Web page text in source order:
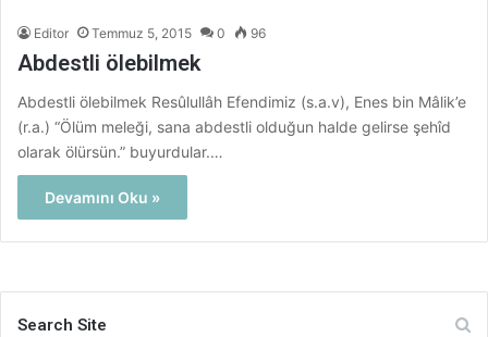
Editor Temmuz 5, 2015 0 96
Abdestli ölebilmek
Abdestli ölebilmek Resûlullâh Efendimiz (s.a.v), Enes bin Mâlik’e
(r.a.) “Ölüm meleği, sana abdestli olduğun halde gelirse şehîd
olarak ölürsün.” buyurdular.…
Devamını Oku »
Search Site